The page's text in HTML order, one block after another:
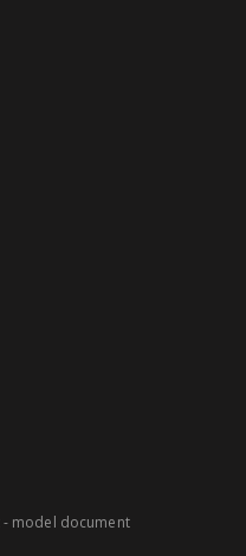
- model document